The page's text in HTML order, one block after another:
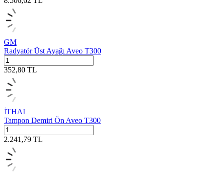
GM
Radyatör Üst Ayağı Aveo T300
352,80 TL
İTHAL
Tampon Demiri Ön Aveo T300
2.241,79 TL